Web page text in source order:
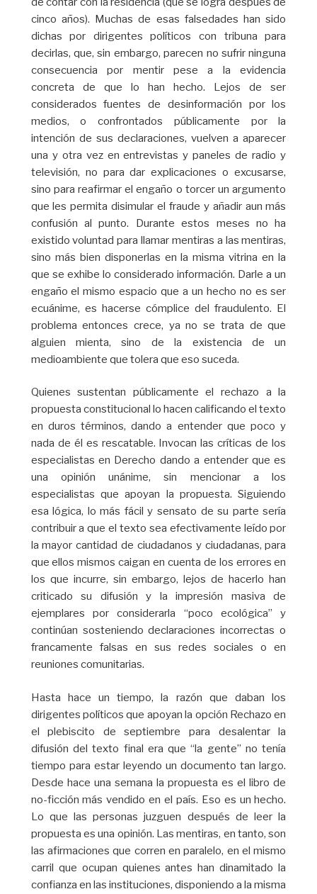
cinco años). Muchas de esas falsedades han sido
dichas por dirigentes políticos con tribuna para
decirlas, que, sin embargo, parecen no sufrir ninguna
consecuencia por mentir pese a la evidencia
concreta de que lo han hecho. Lejos de ser
considerados fuentes de desinformación por los
medios, o confrontados públicamente por la
intención de sus declaraciones, vuelven a aparecer
una y otra vez en entrevistas y paneles de radio y
televisión, no para dar explicaciones o excusarse,
sino para reafirmar el engaño o torcer un argumento
que les permita disimular el fraude y añadir aun más
confusión al punto. Durante estos meses no ha
existido voluntad para llamar mentiras a las mentiras,
sino más bien disponerlas en la misma vitrina en la
que se exhibe lo considerado información. Darle a un
engaño el mismo espacio que a un hecho no es ser
ecuánime, es hacerse cómplice del fraudulento. El
problema entonces crece, ya no se trata de que
alguien mienta, sino de la existencia de un
medioambiente que tolera que eso suceda.
Quienes sustentan públicamente el rechazo a la
propuesta constitucional lo hacen calificando el texto
en duros términos, dando a entender que poco y
nada de él es rescatable. Invocan las críticas de los
especialistas en Derecho dando a entender que es
una opinión unánime, sin mencionar a los
especialistas que apoyan la propuesta. Siguiendo
esa lógica, lo más fácil y sensato de su parte sería
contribuir a que el texto sea efectivamente leído por
la mayor cantidad de ciudadanos y ciudadanas, para
que ellos mismos caigan en cuenta de los errores en
los que incurre, sin embargo, lejos de hacerlo han
criticado su difusión y la impresión masiva de
ejemplares por considerarla “poco ecológica” y
continúan sosteniendo declaraciones incorrectas o
francamente falsas en sus redes sociales o en
reuniones comunitarias.
Hasta hace un tiempo, la razón que daban los
dirigentes políticos que apoyan la opción Rechazo en
el plebiscito de septiembre para desalentar la
difusión del texto final era que “la gente” no tenía
tiempo para estar leyendo un documento tan largo.
Desde hace una semana la propuesta es el libro de
no-ficción más vendido en el país. Eso es un hecho.
Lo que las personas juzguen después de leer la
propuesta es una opinión. Las mentiras, en tanto, son
las afirmaciones que corren en paralelo, en el mismo
carril que ocupan quienes antes han dinamitado la
confianza en las instituciones, disponiendo a la misma